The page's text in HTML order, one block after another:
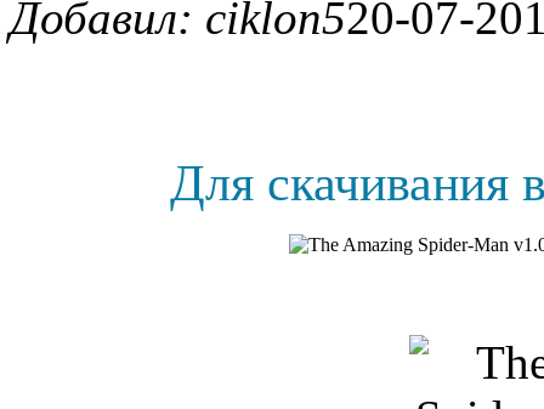
Добавил: ciklon520-07-
Для скачивания